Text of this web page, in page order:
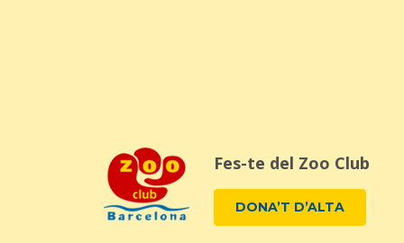
Fes-te del Zoo Club
DONA’T D’ALTA